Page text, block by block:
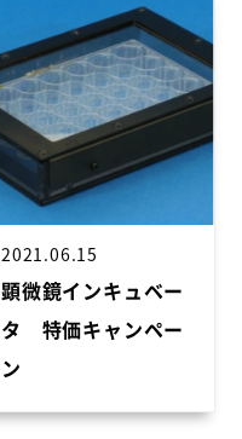
2021.06.15
顕微鏡インキュベー
タ 特価キャンペー
ン